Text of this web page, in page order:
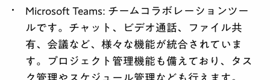
Microsoft Teams: チームコラボレーションツー
ルです。チャット、ビデオ通話、ファイル共
有、会議など、様々な機能が統合されていま
す。プロジェクト管理機能も備えており、タス
ク管理やスケジュール管理なども行えます。